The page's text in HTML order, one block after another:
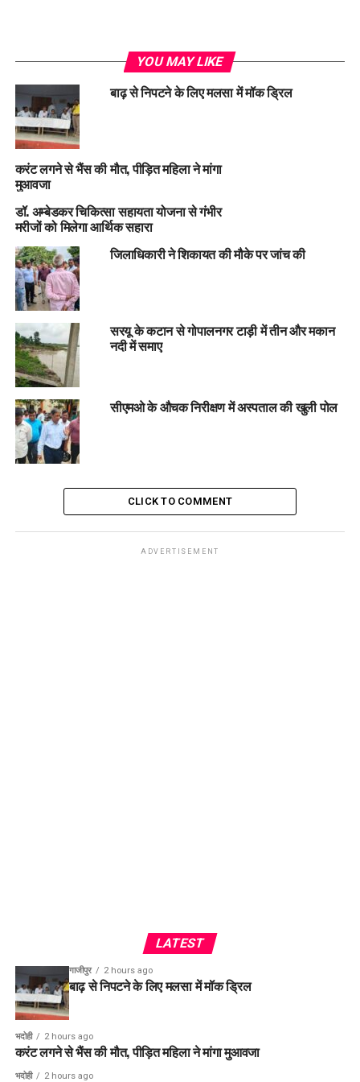
YOU MAY LIKE
बाढ़ से निपटने के लिए मलसा में मॉक ड्रिल
करंट लगने से भैंस की मौत, पीड़ित महिला ने मांगा
मुआवजा
डॉ. अम्बेडकर चिकित्सा सहायता योजना से गंभीर
मरीजों को मिलेगा आर्थिक सहारा
जिलाधिकारी ने शिकायत की मौके पर जांच की
सरयू के कटान से गोपालनगर टाड़ी में तीन और मकान
नदी में समाए
सीएमओ के औचक निरीक्षण में अस्पताल की खुली पोल
CLICK TO COMMENT
ADVERTISEMENT
LATEST
गाजीपुर 2 hours ago
बाढ़ से निपटने के लिए मलसा में मॉक ड्रिल
भदोही 2 hours ago
करंट लगने से भैंस की मौत, पीड़ित महिला ने मांगा मुआवजा
भदोही 2 hours ago